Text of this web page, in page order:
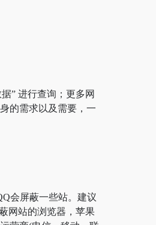
” 进行查询；更多网
的需求以及需要，一
会屏蔽一些站。建议
网站的浏览器，苹果